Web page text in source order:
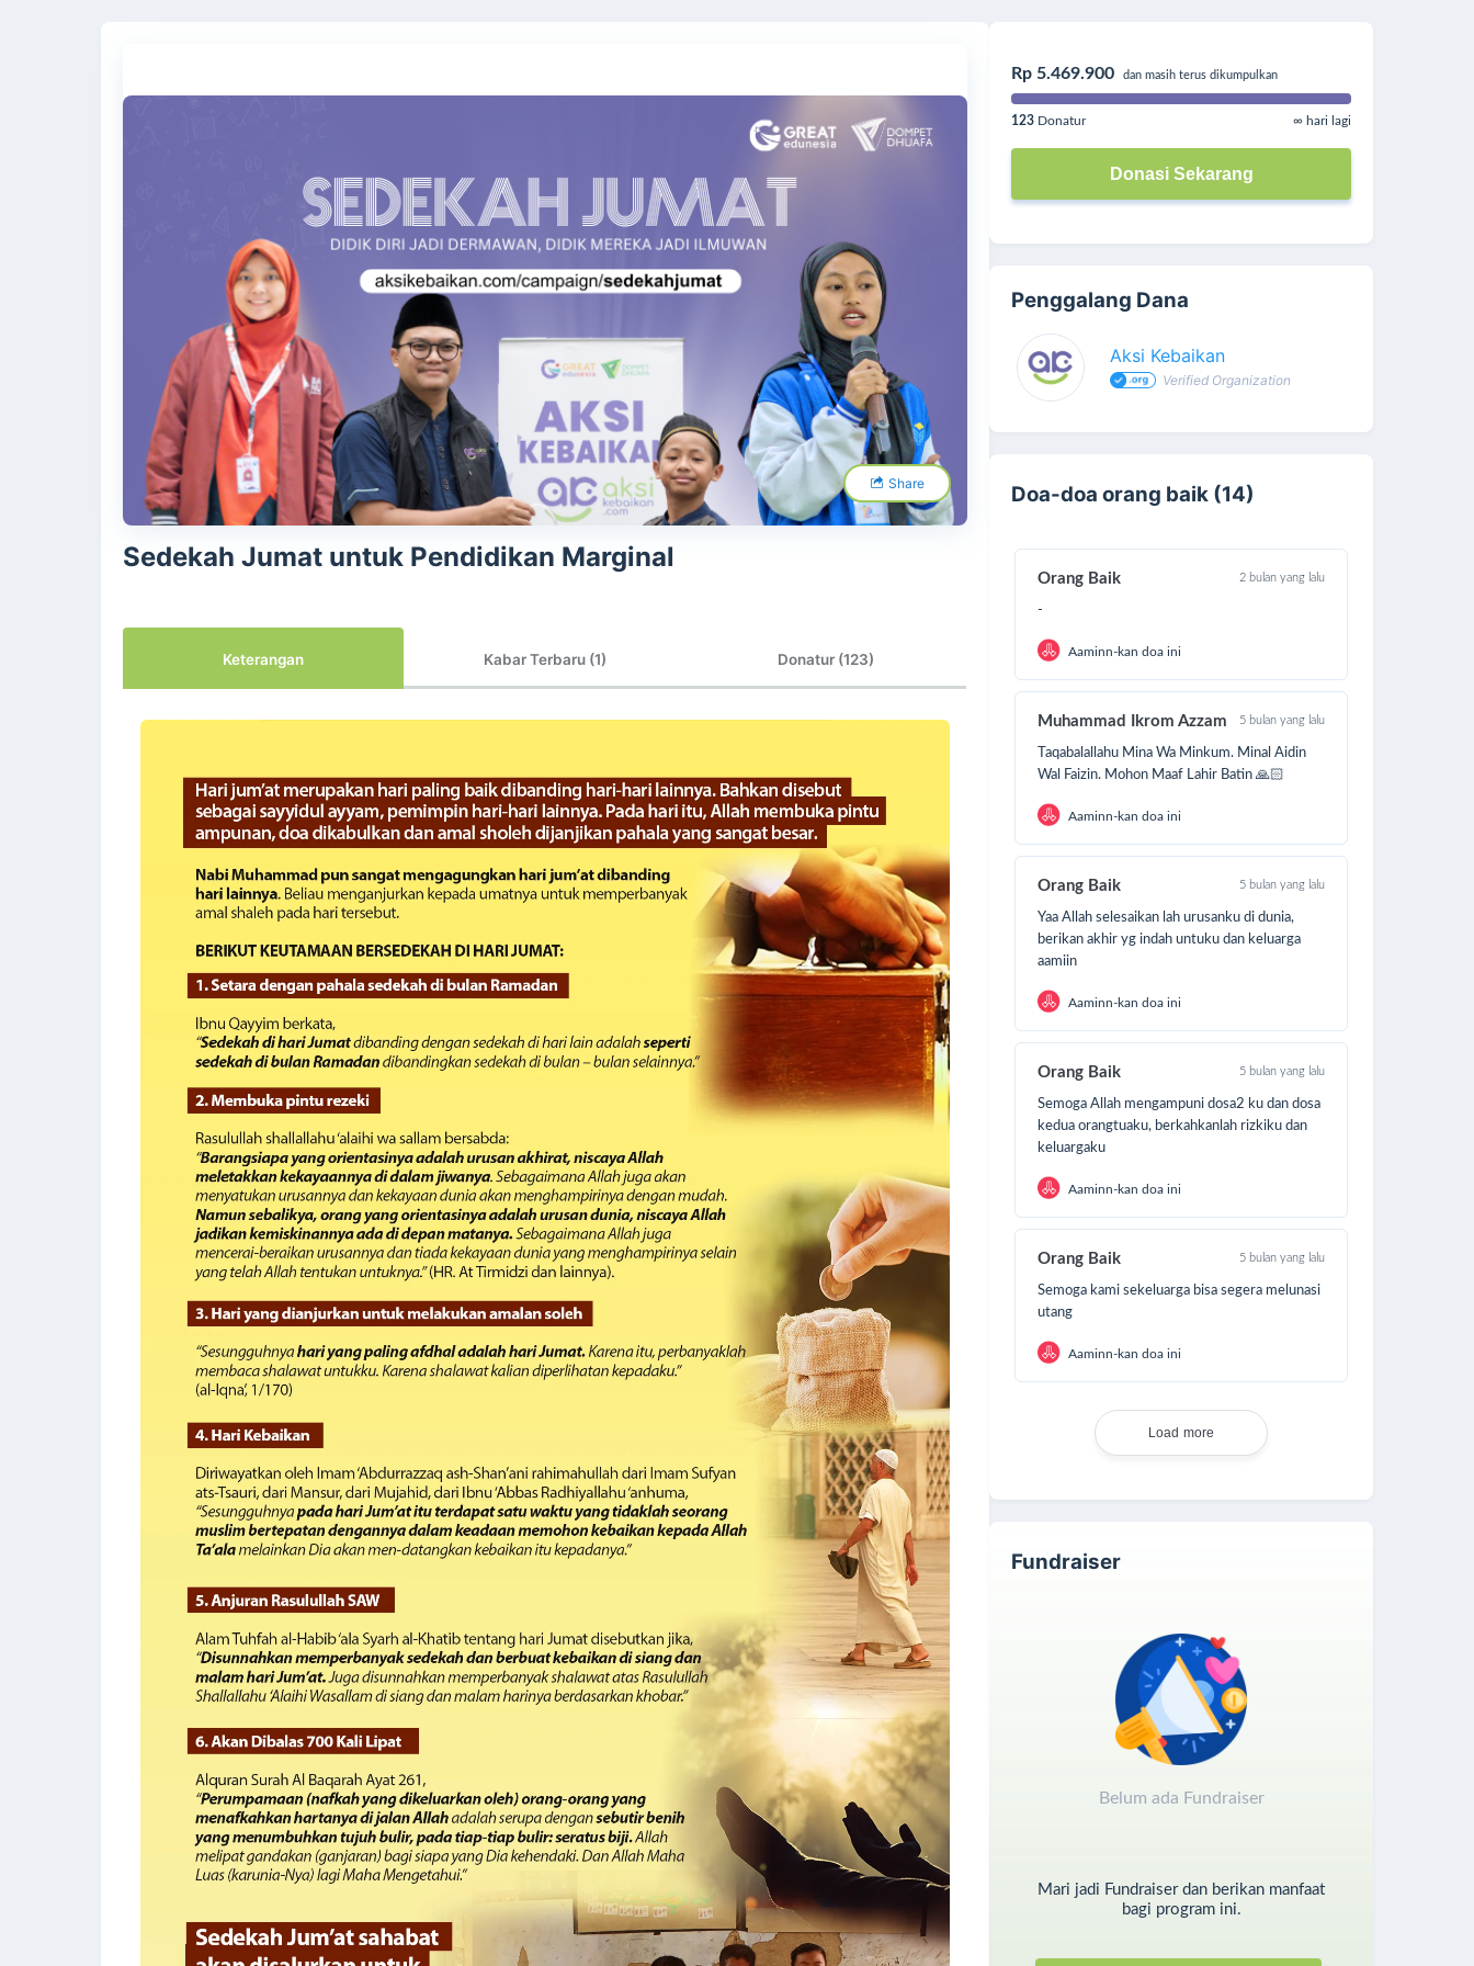
Share
Sedekah Jumat untuk Pendidikan Marginal
Keterangan Kabar Terbaru (1) Donatur (123)
Rp 5.469.900 dan masih terus dikumpulkan
123 Donatur ∞ hari lagi
Donasi Sekarang
Penggalang Dana
Aksi Kebaikan
Verified Organization
Doa-doa orang baik (14)
Orang Baik 2 bulan yang lalu
-
Aaminn-kan doa ini
Muhammad Ikrom Azzam 5 bulan yang lalu
Taqabalallahu Mina Wa Minkum. Minal Aidin
Wal Faizin. Mohon Maaf Lahir Batin 🙏🏻
Aaminn-kan doa ini
Orang Baik 5 bulan yang lalu
Yaa Allah selesaikan lah urusanku di dunia,
berikan akhir yg indah untuku dan keluarga
aamiin
Aaminn-kan doa ini
Orang Baik 5 bulan yang lalu
Semoga Allah mengampuni dosa2 ku dan dosa
kedua orangtuaku, berkahkanlah rizkiku dan
keluargaku
Aaminn-kan doa ini
Orang Baik 5 bulan yang lalu
Semoga kami sekeluarga bisa segera melunasi
utang
Aaminn-kan doa ini
Load more
Fundraiser
Belum ada Fundraiser
Mari jadi Fundraiser dan berikan manfaat
bagi program ini.